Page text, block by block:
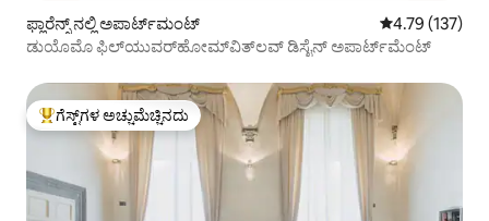
ಫ್ಲಾರೆನ್ಸ್ ನಲ್ಲಿ ಅಪಾರ್ಟ್‌ಮಂಟ್ 5 ರಲ್ಲಿ 4.79
4.79 (137)
ಡುಯೊಮೊ ಫಿಲ್‌ಯುವರ್‌ಹೋಮ್‌ವಿತ್‌ಲವ್ ಡಿಸೈನ್ ಅಪಾರ್ಟ್‌ಮೆಂಟ್
ಗೆಸ್ಟ್‌ಗಳಿಗೆ ಅತಿ ಹೆಚ್ಚು ಅಚ್ಚುಮೆಚ್ಚಿನದು
ಗೆಸ್ಟ್‌ಗಳ ಅಚ್ಚುಮೆಚ್ಚಿನದು